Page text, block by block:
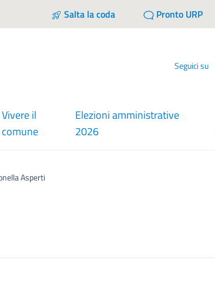
Salta la coda Pronto URP
Seguici su
Vivere il
comune
Elezioni amministrative
2026
Asperti